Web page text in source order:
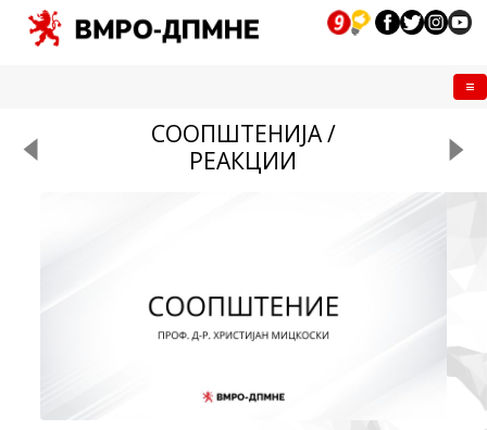
СООПШТЕНИЈА /
РЕАКЦИИ